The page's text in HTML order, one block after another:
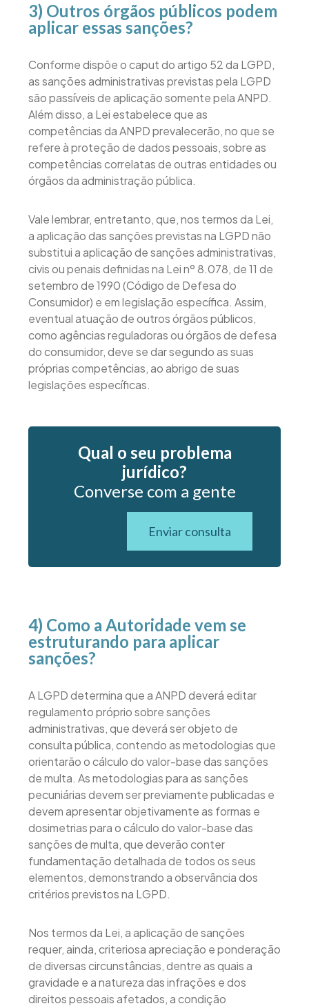
3) Outros órgãos públicos podem
aplicar essas sanções?
Conforme dispõe o caput do artigo 52 da LGPD,
as sanções administrativas previstas pela LGPD
são passíveis de aplicação somente pela ANPD.
Além disso, a Lei estabelece que as
competências da ANPD prevalecerão, no que se
refere à proteção de dados pessoais, sobre as
competências correlatas de outras entidades ou
órgãos da administração pública.
Vale lembrar, entretanto, que, nos termos da Lei,
a aplicação das sanções previstas na LGPD não
substitui a aplicação de sanções administrativas,
civis ou penais definidas na Lei nº 8.078, de 11 de
setembro de 1990 (Código de Defesa do
Consumidor) e em legislação específica. Assim,
eventual atuação de outros órgãos públicos,
como agências reguladoras ou órgãos de defesa
do consumidor, deve se dar segundo as suas
próprias competências, ao abrigo de suas
legislações específicas.
Qual o seu problema
jurídico?
Converse com a gente
Enviar consulta
4) Como a Autoridade vem se
estruturando para aplicar
sanções?
A LGPD determina que a ANPD deverá editar
regulamento próprio sobre sanções
administrativas, que deverá ser objeto de
consulta pública, contendo as metodologias que
orientarão o cálculo do valor-base das sanções
de multa. As metodologias para as sanções
pecuniárias devem ser previamente publicadas e
devem apresentar objetivamente as formas e
dosimetrias para o cálculo do valor-base das
sanções de multa, que deverão conter
fundamentação detalhada de todos os seus
elementos, demonstrando a observância dos
critérios previstos na LGPD.
Nos termos da Lei, a aplicação de sanções
requer, ainda, criteriosa apreciação e ponderação
de diversas circunstâncias, dentre as quais a
gravidade e a natureza das infrações e dos
direitos pessoais afetados, a condição